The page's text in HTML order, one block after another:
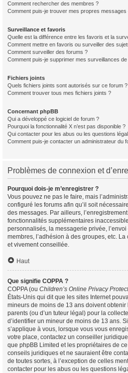
Comment rechercher des membres ?
Comment puis-je trouver mes propres messages
Surveillance et favoris
Quelle est la différence entre les favoris et la
Comment mettre en favoris ou surveiller des
Comment surveiller des forums ?
Comment puis-je supprimer mes surveillances
Fichiers joints
Quels fichiers joints sont autorisés sur ce forum ?
Comment trouver tous mes fichiers joints ?
Concernant phpBB
Qui a développé ce logiciel de forum ?
Pourquoi la fonctionnalité X n’est pas disponible ?
Qui contacter pour les abus ou les questions
Comment puis-je contacter un administrateur du
Problèmes de connexion et
Pourquoi dois-je m’enregistrer ?
Vous pouvez ne pas le faire, mais
configuré les forums afin qu’il soit
des messages. Par ailleurs,
fonctionnalités supplémentaires
personnalisés, la messagerie privée,
membres, l’adhésion à des groupes, etc.
et vivement conseillée.
Haut
Que signifie COPPA ?
COPPA (ou Children’s Online Privacy
États-Unis qui dit que les sites Internet
mineurs de moins de 13 ans doivent
parents (ou d’un tuteur légal) pour la
d’identifier un mineur de moins de 13 ans.
s’applique à vous, lorsque vous vous
votre place, contactez un conseiller
que phpBB Limited et les propriétaires de
conseils juridiques et ne sauraient être
de toutes sortes, à l’exception de celles
contacter pour les abus ou les questions